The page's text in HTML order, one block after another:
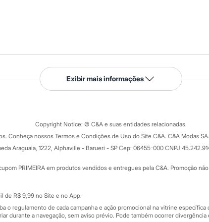
Serviços
Tipos de serviços
Formas de pagamento
Todas as vantagens
Minha C&A
Cupons de desconto
Exibir mais informações
Copyright Notice: © C&A e suas entidades relacionadas.
Conheça nossos Termos e Condições de Uso do Site C&A. C&A Modas
Araguaia, 1222, Alphaville - Barueri - SP Cep: 06455-000 CNPJ
PRIMEIRA em produtos vendidos e entregues pela C&A. Promoção
de R$ 9,99 no Site e no App.
o regulamento de cada campanha e ação promocional na vitrine
durante a navegação, sem aviso prévio. Pode também ocorrer